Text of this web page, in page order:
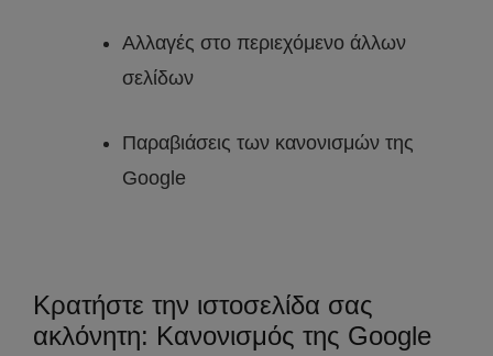
Αλλαγές στο περιεχόμενο άλλων
σελίδων
Παραβιάσεις των κανονισμών της
Google
Κρατήστε την ιστοσελίδα σας
ακλόνητη: Κανονισμός της Google